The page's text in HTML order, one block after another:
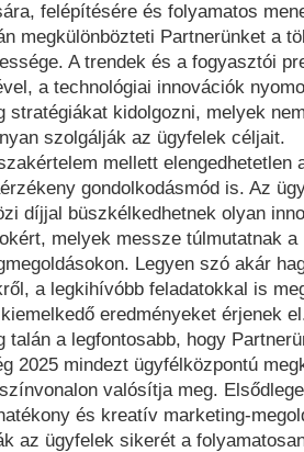
felépítésére és folyamatos
megkülönbözteti Partnerünket a
A trendek és a fogyasztói
a technológiai innovációk
stratégiákat kidolgozni, melyek
szolgálják az ügyfelek céljait.
mellett elengedhetetlen
gondolkodásmód is. Az
díjjal büszkélkedhetnek olyan
melyek messze túlmutatnak a
Legyen szó akár
a legkihívóbb feladatokkal is
eredményeket érjenek
talán a legfontosabb, hogy
2025 mindezt ügyfélközpontú
valósítja meg.
és kreatív marketing-
az ügyfelek sikerét a